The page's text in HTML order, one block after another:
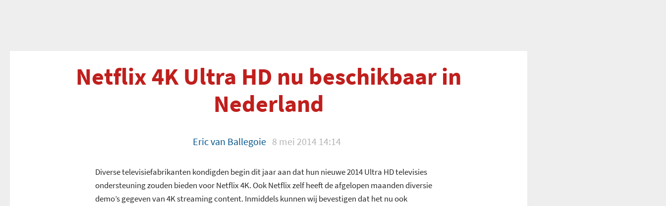
Netflix 4K Ultra HD nu beschikbaar in
Nederland
Eric van Ballegoie 8 mei 2014 14:14
Diverse televisiefabrikanten kondigden begin dit jaar aan dat hun nieuwe 2014 Ultra HD televisies
ondersteuning zouden bieden voor Netflix 4K. Ook Netflix zelf heeft de afgelopen maanden diversie
demo’s gegeven van 4K streaming content. Inmiddels kunnen wij bevestigen dat het nu ook